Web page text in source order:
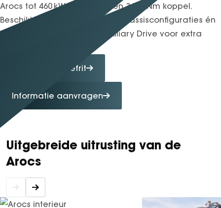
Arocs tot 460 kW vermogen en 3 000 Nm koppel.
Beschikbaar in allerlei as- en chassisconfiguraties én
optioneel met Hydraulic Auxiliary Drive voor extra
Maak een proefrit
Informatie aanvragen
Uitgebreide uitrusting van de
Arocs